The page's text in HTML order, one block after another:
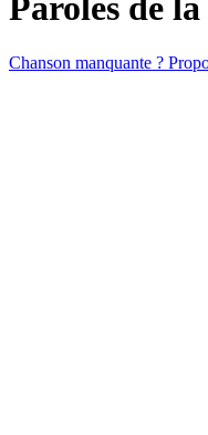
Paroles de
Chanson manquante ?